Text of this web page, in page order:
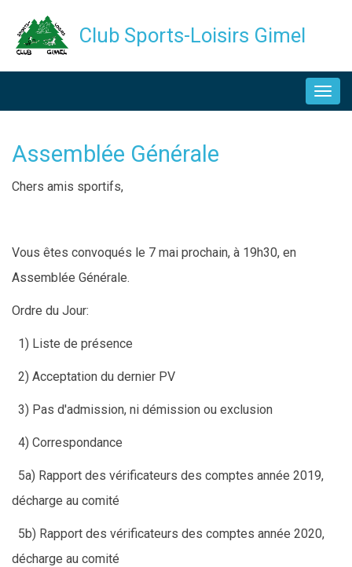
Club Sports-Loisirs Gimel
Assemblée Générale
Description
Chers amis sportifs,
Vous êtes convoqués le 7 mai prochain, à 19h30, en
Assemblée Générale.
Ordre du Jour:
1) Liste de présence
2) Acceptation du dernier PV
3) Pas d'admission, ni démission ou exclusion
4) Correspondance
5a) Rapport des vérificateurs des comptes année 2019,
décharge au comité
5b) Rapport des vérificateurs des comptes année 2020,
décharge au comité